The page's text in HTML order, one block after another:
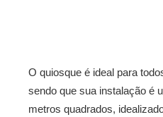
O quiosque é ideal para
sendo que sua instalação é
metros quadrados,